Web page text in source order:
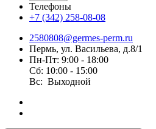
Телефоны
+7 (342) 258-08-08
2580808@germes-perm.ru
Пермь, ул. Васильева, д.8/1
Пн-Пт: 9:00 - 18:00
Сб: 10:00 - 15:00
Вс: Выходной